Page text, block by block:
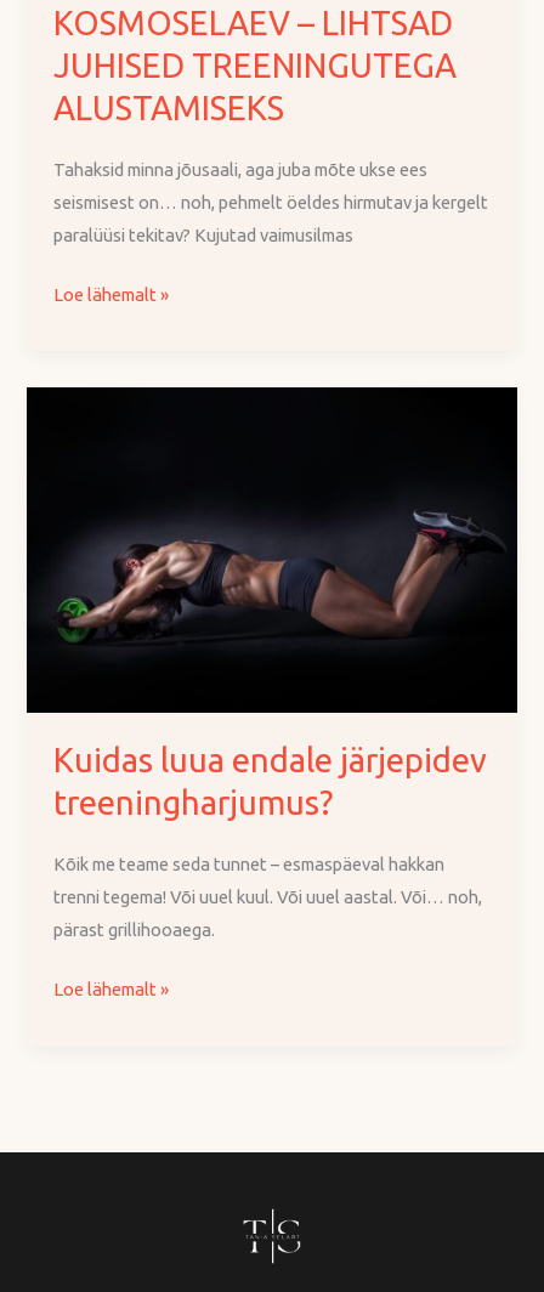
KOSMOSELAEV – LIHTSAD
JUHISED TREENINGUTEGA
ALUSTAMISEKS
Tahaksid minna jõusaali, aga juba mõte ukse ees
seismisest on… noh, pehmelt öeldes hirmutav ja kergelt
paralüüsi tekitav? Kujutad vaimusilmas
Loe lähemalt »
Kuidas luua endale järjepidev
treeningharjumus?
Kõik me teame seda tunnet – esmaspäeval hakkan
trenni tegema! Või uuel kuul. Või uuel aastal. Või… noh,
pärast grillihooaega.
Loe lähemalt »